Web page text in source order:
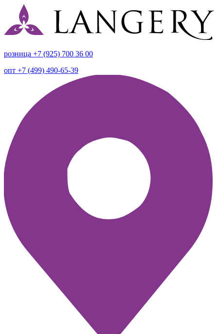
розница +7 (925) 700 36 00
опт +7 (499) 490-65-39